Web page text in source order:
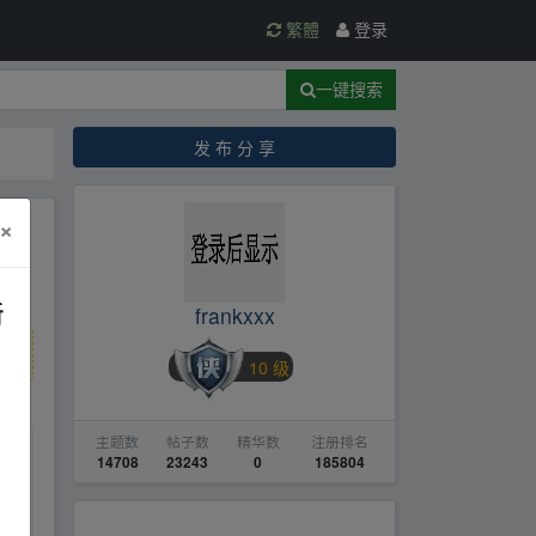
繁體 登录
一键搜索
发 布 分 享
frankxxx
10 级
主题数
14708
帖子数
23243
精华数
0
注册排名
185804
×